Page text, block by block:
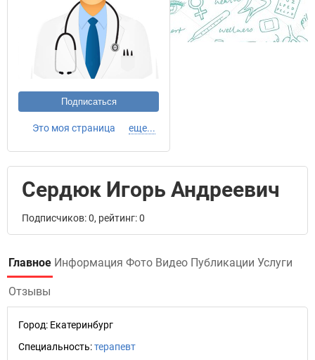
Подписаться
Это моя страница еще...
Сердюк Игорь Андреевич
Подписчиков: 0, рейтинг: 0
Главное Информация Фото Видео Публикации Услуги
Отзывы
Город: Екатеринбург
Специальность:терапевт